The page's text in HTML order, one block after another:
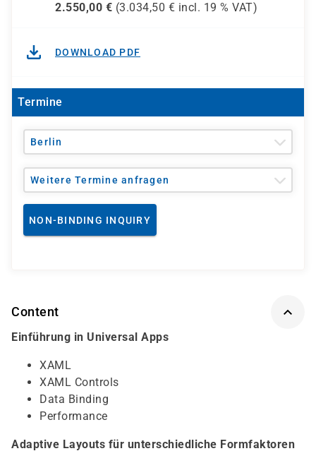
2.550,00 € (3.034,50 € incl. 19 % VAT)
DOWNLOAD PDF
Termine
Berlin
Weitere Termine anfragen
NON-BINDING INQUIRY
Content
Einführung in Universal Apps
XAML
XAML Controls
Data Binding
Performance
Adaptive Layouts für unterschiedliche Formfaktoren